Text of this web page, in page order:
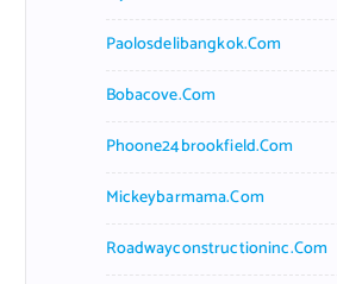
Paolosdelibangkok.com
Bobacove.com
Phoone24brookfield.com
Mickeybarmama.com
Roadwayconstructioninc.com